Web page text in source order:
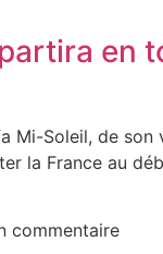
en
Mi-Soleil, de son
la France au
commentaire